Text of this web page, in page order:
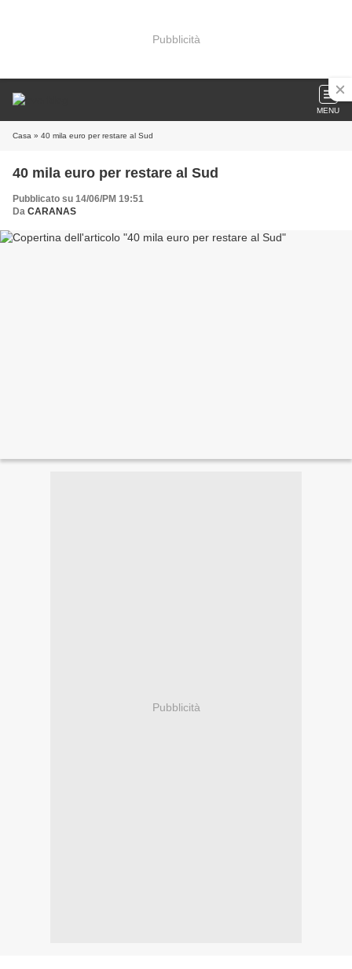
Pubblicità
MENU
Casa » 40 mila euro per restare al Sud
40 mila euro per restare al Sud
Pubblicato su 14/06/PM 19:51
Da CARANAS
Pubblicità